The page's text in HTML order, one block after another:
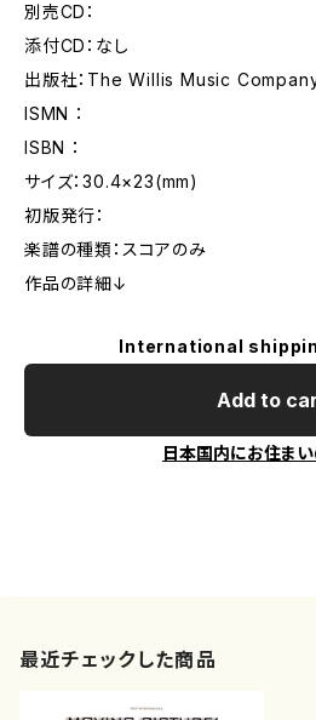
別売CD：
添付CD：なし
出版社：The Willis Music
ISMN ：
ISBN ：
サイズ：30.4×23(mm)
初版発行：
楽譜の種類：スコアのみ
作品の詳細↓
International
Add to
日本国内にお住ま
最近チェックした商品